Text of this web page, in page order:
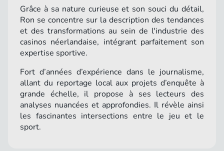
Grâce à sa nature curieuse et son souci du détail,
Ron se concentre sur la description des tendances
et des transformations au sein de l'industrie des
casinos néerlandaise, intégrant parfaitement son
expertise sportive.
Fort d’années d’expérience dans le journalisme,
allant du reportage local aux projets d’enquête à
grande échelle, il propose à ses lecteurs des
analyses nuancées et approfondies. Il révèle ainsi
les fascinantes intersections entre le jeu et le
sport.